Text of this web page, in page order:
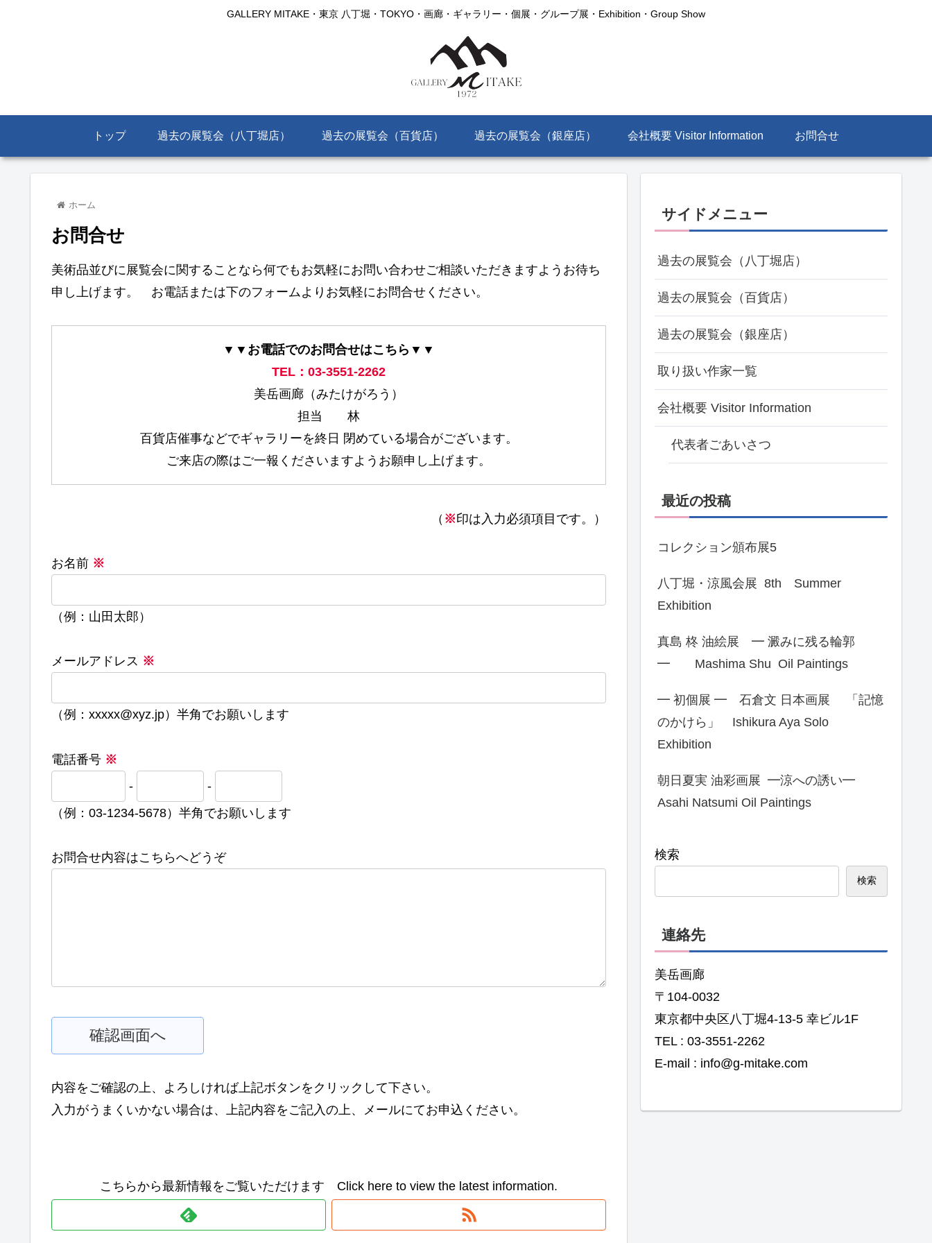
GALLERY MITAKE・東京 八丁堀・TOKYO・画廊・ギャラリー・個展・グループ展・Exhibition・Group Show
トップ 過去の展覧会（八丁堀店） 過去の展覧会（百貨店） 過去の展覧会（銀座店） 会社概要 Visitor Information お問合せ
ホーム
お問合せ
美術品並びに展覧会に関することなら何でもお気軽にお問い合わせご相談いただきますようお待ち
申し上げます。 お電話または下のフォームよりお気軽にお問合せください。
▼▼お電話でのお問合せはこちら▼▼
TEL：03-3551-2262
美岳画廊（みたけがろう）
担当 林
百貨店催事などでギャラリーを終日 閉めている場合がございます。
ご来店の際はご一報くださいますようお願申し上げます。
（ ※印は入力必須項目です。）
お名前 ※
（例：山田太郎）
メールアドレス ※
（例：xxxxx@xyz.jp）半角でお願いします
電話番号 ※
-
-
（例：03-1234-5678）半角でお願いします
お問合せ内容はこちらへどうぞ
内容をご確認の上、よろしければ上記ボタンをクリックして下さい。
入力がうまくいかない場合は、上記内容をご記入の上、メールにてお申込ください。
こちらから最新情報をご覧いただけます Click here to view the latest information.
サイドメニュー
過去の展覧会（八丁堀店）
過去の展覧会（百貨店）
過去の展覧会（銀座店）
取り扱い作家一覧
会社概要 Visitor Information
代表者ごあいさつ
最近の投稿
コレクション頒布展5
八丁堀・涼風会展 8th Summer
Exhibition
真島 柊 油絵展 ━ 澱みに残る輪郭
━ Mashima Shu Oil Paintings
━ 初個展 ━ 石倉文 日本画展 「記憶
のかけら」 Ishikura Aya Solo
Exhibition
朝日夏実 油彩画展 ━涼への誘い━
Asahi Natsumi Oil Paintings
検索
検索
連絡先
美岳画廊
〒104-0032
東京都中央区八丁堀4-13-5 幸ビル1F
TEL : 03-3551-2262
E-mail : info@g-mitake.com